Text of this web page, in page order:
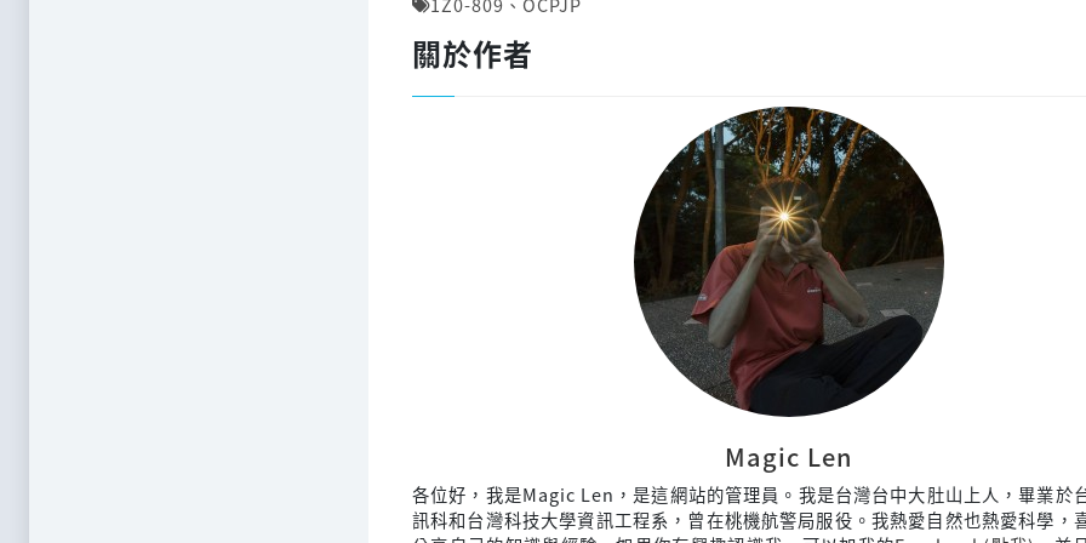
關於作者
Magic Len
各位好，我是Magic Len，是這網站的管理員。我是台灣台中大肚山上人，畢業於
訊科和台灣科技大學資訊工程系，曾在桃機航警局服役。我熱愛自然也熱愛科學，